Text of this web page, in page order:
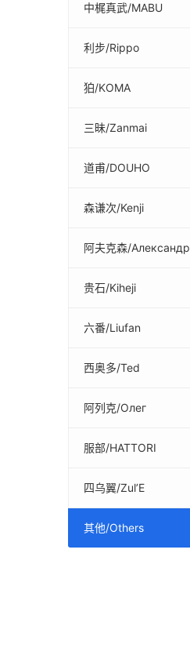
中梶真武/MABU
利步/Rippo
狛/KOMA
三昧/Zanmai
道甫/DOUHO
森谦次/Kenji
阿夫克森/Александр
贵石/Kiheji
六番/Liufan
西奥多/Ted
阿列克/Олег
服部/HATTORI
四乌翼/Zul’E
其他/Others